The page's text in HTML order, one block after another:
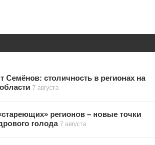
Семёнов: столичность в регионах на
7 августа
регионов – новые точки
голода 7 августа